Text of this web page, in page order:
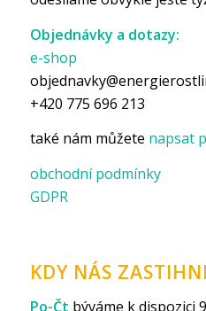
Objednávky a dotazy:
e-shop
+420 775 696 213
také nám můžete napsat
obchodní podmínky
GDPR
KDY NÁS
Po-Čt býváme k dispozici